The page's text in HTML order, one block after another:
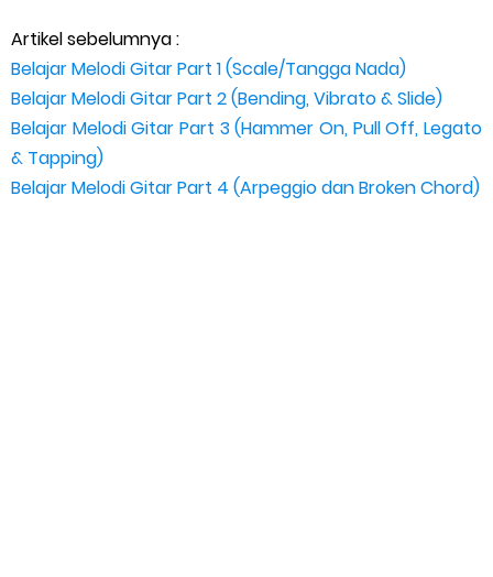
Artikel sebelumnya :
Belajar Melodi Gitar Part 1 (Scale/Tangga Nada)
Belajar Melodi Gitar Part 2 (Bending, Vibrato & Slide)
Belajar Melodi Gitar Part 3 (Hammer On, Pull Off, Legato
& Tapping)
Belajar Melodi Gitar Part 4 (Arpeggio dan Broken Chord)